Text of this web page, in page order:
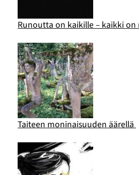
Runoutta on kaikille – kaikki
Taiteen moninaisuuden äärellä